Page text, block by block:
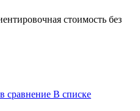
стоимость без
сравнение В списке